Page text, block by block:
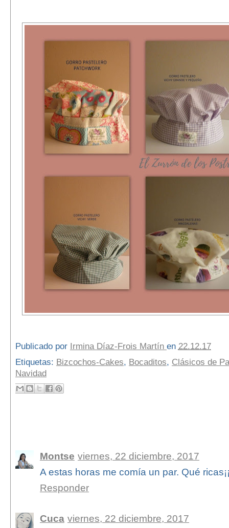
Publicado por Irmina Díaz-Frois Martín en 22.12.17
Etiquetas: Bizcochos-Cakes, Bocaditos, Clásicos de
Navidad
Montse viernes, 22 diciembre, 2017
A estas horas me comía un par. Qué
Responder
Cuca viernes, 22 diciembre, 2017